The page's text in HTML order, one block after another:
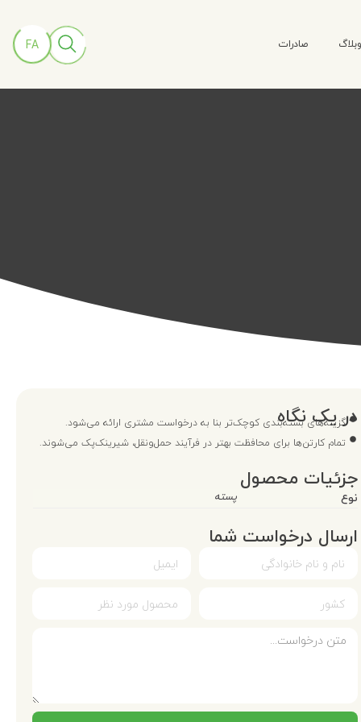
وبلاگ صادرات
در یک نگاه
گزینه‌های بسته‌بندی کوچک‌تر بنا به درخواست مشتری ارائه می‌شود.
تمام کارتن‌ها برای محافظت بهتر در فرآیند حمل‌ونقل، شیرینک‌پک می‌شوند.
جزئیات محصول
نوع پسته
ارسال درخواست شما